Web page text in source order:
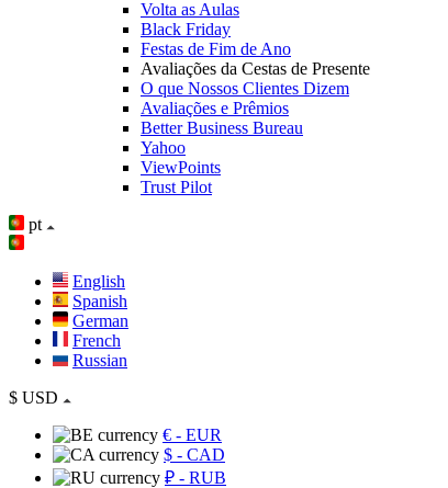
Volta as Aulas
Black Friday
Festas de Fim de Ano
Avaliações da Cestas de Presente
O que Nossos Clientes Dizem
Avaliações e Prêmios
Better Business Bureau
Yahoo
ViewPoints
Trust Pilot
pt
English
Spanish
German
French
Russian
$ USD
€ - EUR
$ - CAD
₽ - RUB